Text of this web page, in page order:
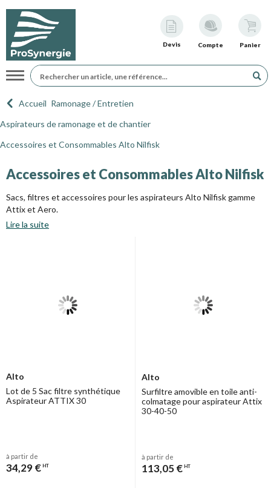
Devis Compte Panier
Navigation
Accueil Ramonage / Entretien
Aspirateurs de ramonage et de chantier
Accessoires et Consommables Alto Nilfisk
Accessoires et Consommables Alto Nilfisk
Sacs, filtres et accessoires pour les aspirateurs Alto Nilfisk gamme
Attix et Aero.
Lire la suite
Alto
Lot de 5 Sac filtre synthétique
Aspirateur ATTIX 30
à partir de
34,29 € HT
Alto
Surfiltre amovible en toile anti-
colmatage pour aspirateur Attix
30-40-50
à partir de
113,05 € HT